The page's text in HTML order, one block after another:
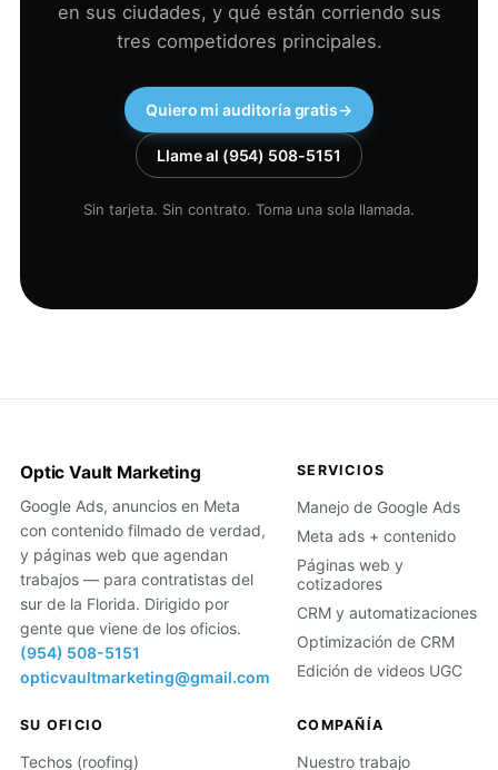
en sus ciudades, y qué están corriendo sus
tres competidores principales.
Quiero mi auditoría gratis→
Llame al (954) 508-5151
Sin tarjeta. Sin contrato. Toma una sola llamada.
Optic Vault Marketing
Google Ads, anuncios en Meta
con contenido filmado de verdad,
y páginas web que agendan
trabajos — para contratistas del
sur de la Florida. Dirigido por
gente que viene de los oficios.
(954) 508-5151
opticvaultmarketing@gmail.com
SERVICIOS
Manejo de Google Ads
Meta ads + contenido
Páginas web y
cotizadores
CRM y automatizaciones
Optimización de CRM
Edición de videos UGC
SU OFICIO
Techos (roofing)
COMPAÑÍA
Nuestro trabajo